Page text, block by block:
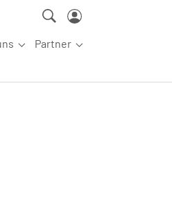
"Angebot"
Submenu for "Über uns"
Partner
Submenu for